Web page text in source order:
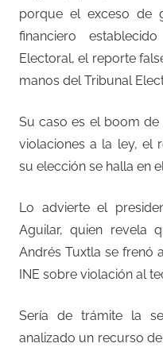
porque el exceso de
financiero
Electoral, el reporte
manos del Tribunal
Su caso es el boom
violaciones a la ley, el
su elección se halla en
Lo advierte el
Aguilar, quien revela
Andrés Tuxtla se frenó
INE sobre violación al
Sería de trámite la
analizado un recurso